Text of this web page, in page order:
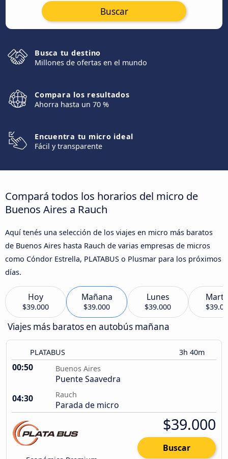
Buscar
Busca tu destino
Millones de ofertas en el mundo
Compara los resultados
Ahorra hasta un 70 %
Encuentra tu micro ideal
Fácil y transparente
Compará todos los horarios del micro de
Buenos Aires a Rauch
Aquí tenés una selección de los viajes en micro más baratos
de Buenos Aires hasta Rauch de varias empresas de micros
como Cóndor Estrella, PLATABUS o Plusmar para los próximos
días.
Hoy
$39.000
Mañana
$39.000
Lunes
$39.000
Viajes más baratos en autobús mañana
PLATABUS 3h 40m
00:50 Buenos Aires
Puente Saavedra
04:30
Rauch
Parada de micro
$39.000
Buscar